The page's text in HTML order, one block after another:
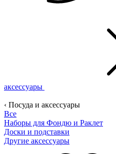
аксессуары
‹ Посуда и аксессуары
Все
Наборы для Фондю и Раклет
Доски и подставки
Другие аксессуары